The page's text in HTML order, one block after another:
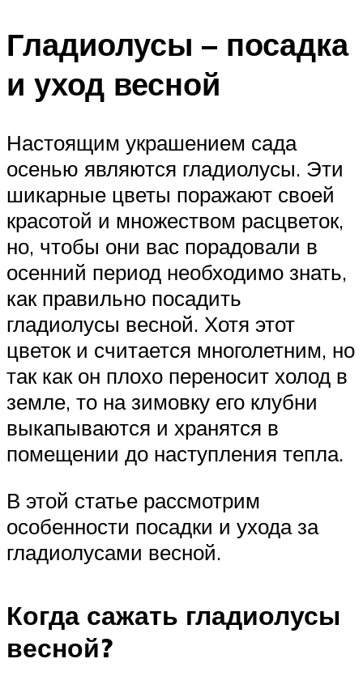
Гладиолусы – посадка
и уход весной
Настоящим украшением сада
осенью являются гладиолусы. Эти
шикарные цветы поражают своей
красотой и множеством расцветок,
но, чтобы они вас порадовали в
осенний период необходимо знать,
как правильно посадить
гладиолусы весной. Хотя этот
цветок и считается многолетним, но
так как он плохо переносит холод в
земле, то на зимовку его клубни
выкапываются и хранятся в
помещении до наступления тепла.
В этой статье рассмотрим
особенности посадки и ухода за
гладиолусами весной.
Когда сажать гладиолусы
весной?